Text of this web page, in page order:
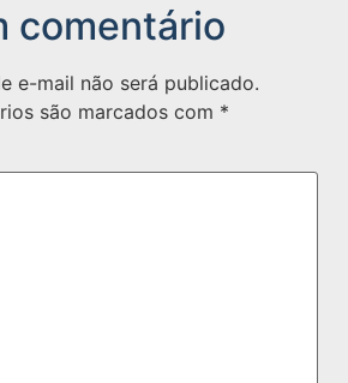
comentário
e-mail não será publicado.
são marcados com *